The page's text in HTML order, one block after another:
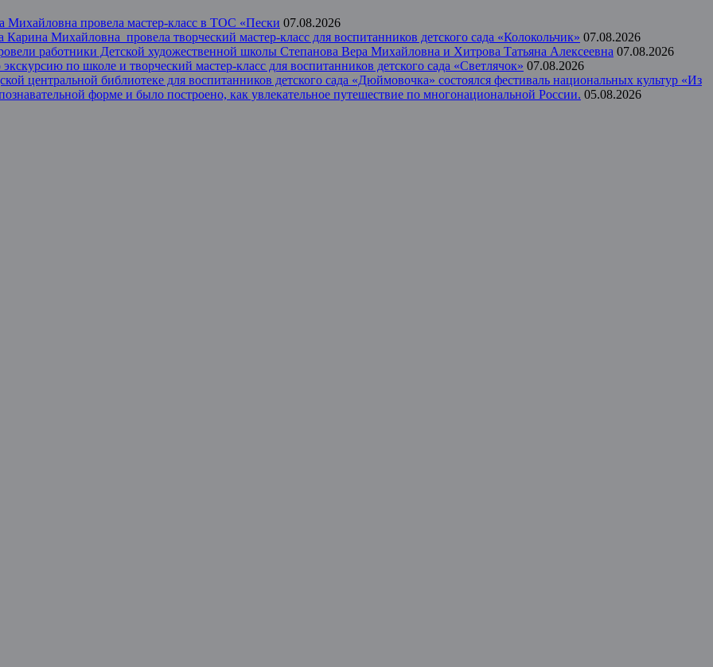
Михайловна провела мастер-класс в ТОС «Пески 07.08.2026
Михайловна провела творческий мастер-класс для воспитанников детского сада «Колокольчик» 07.08.2026
работники Детской художественной школы Степанова Вера Михайловна и Хитрова Татьяна Алексеевна 07.08.2026
по школе и творческий мастер-класс для воспитанников детского сада «Светлячок» 07.08.2026
центральной библиотеке для воспитанников детского сада «Дюймовочка» состоялся фестиваль национальных культур «Из
форме и было построено, как увлекательное путешествие по многонациональной России. 05.08.2026